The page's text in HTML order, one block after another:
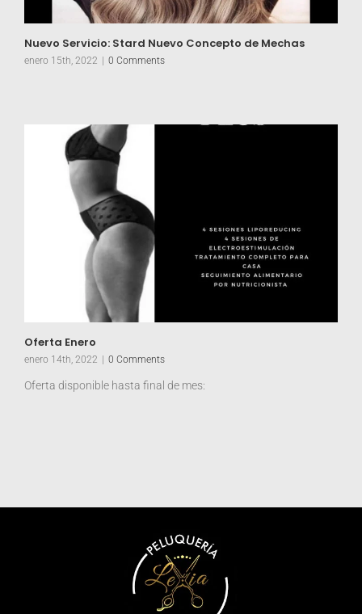
Nuevo Servicio: Stard Nuevo Concepto de Mechas
enero 15th, 2022 0 Comments
Oferta Enero
enero 14th, 2022 0 Comments
Oferta disponible hasta final de mes: